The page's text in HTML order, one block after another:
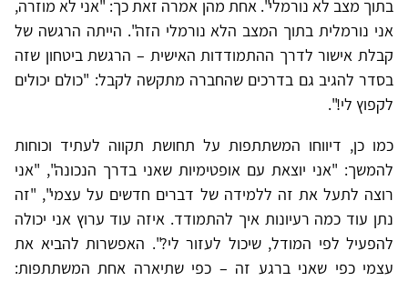
בתוך מצב לא נורמלי". אחת מהן אמרה זאת כך: "אני לא מוזרה,
אני נורמלית בתוך המצב הלא נורמלי הזה". הייתה הרגשה של
קבלת אישור לדרך ההתמודדות האישית – הרגשת ביטחון שזה
בסדר להגיב גם בדרכים שהחברה מתקשה לקבל: "כולם יכולים
לקפוץ לי!".
כמו כן, דיווחו המשתתפות על תחושת תקווה לעתיד וכוחות
להמשך: "אני יוצאת עם אופטימיות שאני בדרך הנכונה", "אני
רוצה לתעל את זה ללמידה של דברים חדשים על עצמי", "זה
נתן עוד כמה רעיונות איך להתמודד. איזה עוד ערוץ אני יכולה
להפעיל לפי המודל, שיכול לעזור לי?". האפשרות להביא את
עצמי כפי שאני ברגע זה – כפי שתיארה אחת המשתתפות: